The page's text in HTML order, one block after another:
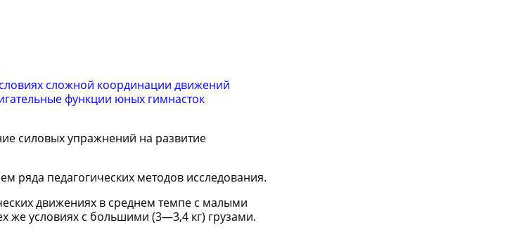
сложной координации движений
функции юных гимнасток
силовых упражнений на развитие
ряда педагогических методов исследования.
движениях в среднем темпе с малыми
же условиях с большими (3—3,4 кг) грузами.